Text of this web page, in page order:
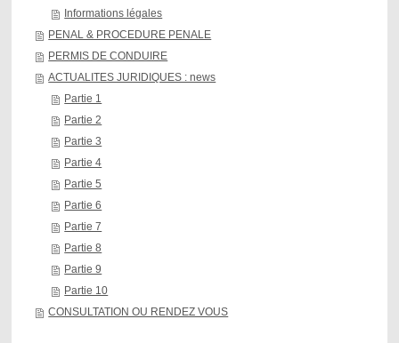
Informations légales
PENAL & PROCEDURE PENALE
PERMIS DE CONDUIRE
ACTUALITES JURIDIQUES : news
Partie 1
Partie 2
Partie 3
Partie 4
Partie 5
Partie 6
Partie 7
Partie 8
Partie 9
Partie 10
CONSULTATION OU RENDEZ VOUS